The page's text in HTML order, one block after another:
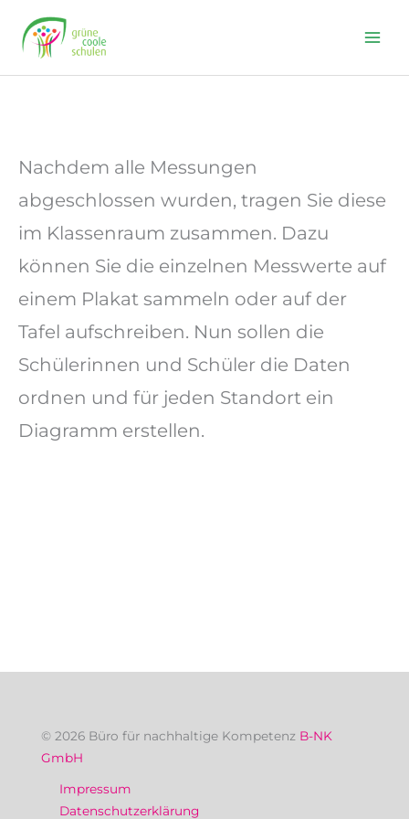
content
Nachdem alle Messungen
abgeschlossen wurden, tragen Sie diese
im Klassenraum zusammen. Dazu
können Sie die einzelnen Messwerte auf
einem Plakat sammeln oder auf der
Tafel aufschreiben. Nun sollen die
Schülerinnen und Schüler die Daten
ordnen und für jeden Standort ein
Diagramm erstellen.
© 2026 Büro für nachhaltige Kompetenz B-NK
GmbH
Impressum
Datenschutzerklärung